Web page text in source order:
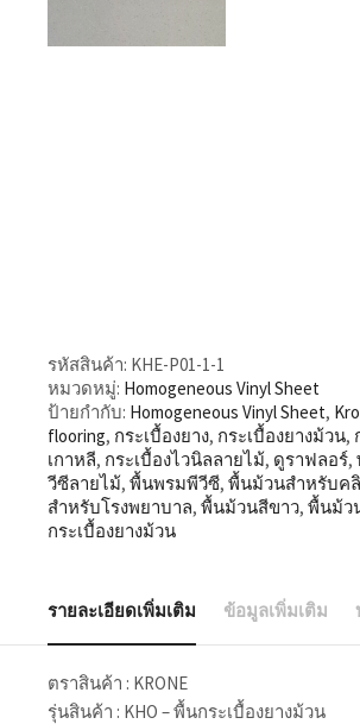
รหัสสินค้า: KHE-P01-1-1
หมวดหมู่: Homogeneous Vinyl Sheet
ป้ายกำกับ: Homogeneous Vinyl Sheet,
flooring, กระเบื้องยาง, กระเบื้องยางม้วน,
เกาหลี, กระเบื้องไวนิลลายไม้, ดูราฟลอร์,
วีซีลายไม้, พื้นพรมพีวีซี, พื้นม้วนสำหรับค
สำหรับโรงพยาบาล, พื้นม้วนสีขาว, พื้นม้ว
กระเบื้องยางม้วน
รายละเอียดเพิ่มเติม ข้อมูลเพิ่มเติม
ตราสินค้า : KRONE
รุ่นสินค้า : KHO – พื้นกระเบื้องยางม้วน